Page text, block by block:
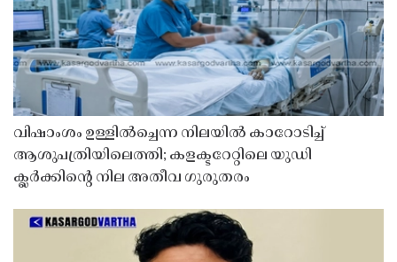
വിഷാംശം ഉള്ളിൽച്ചെന്ന നിലയിൽ കാറോടിച്ച്
ആശുപത്രിയിലെത്തി; കളക്ടറേറ്റിലെ യുഡി
ക്ലർക്കിൻ്റെ നില അതീവ ഗുരുതരം